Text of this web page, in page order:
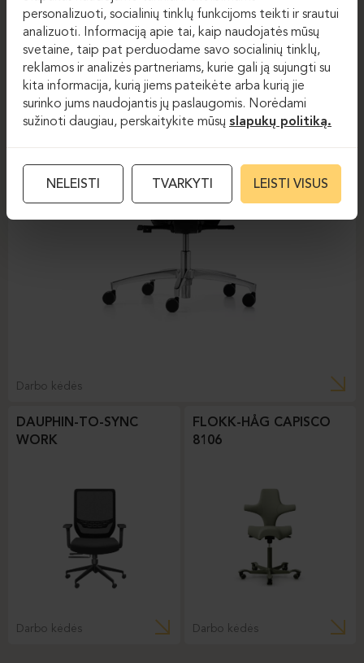
Darbo kėdės
DAUPHIN-TO-SYNC
WORK
Darbo kėdės
FLOKK-HÅG CAPISCO
8106
Darbo kėdės
personalizuoti, socialinių tinklų funkcijoms teikti ir srautui
analizuoti. Informaciją apie tai, kaip naudojatės mūsų
svetaine, taip pat perduodame savo socialinių tinklų,
reklamos ir analizės partneriams, kurie gali ją sujungti su
kita informacija, kurią jiems pateikėte arba kurią jie
surinko jums naudojantis jų paslaugomis. Norėdami
sužinoti daugiau, perskaitykite mūsų slapukų politiką.
NELEISTI TVARKYTI LEISTI VISUS